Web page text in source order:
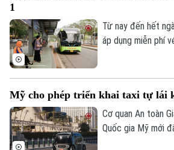
1
Từ nay đến hết
áp dụng miễn phí
tiện giao thông
hiệu quả, Thành
nhận diện với các
Mỹ cho phép triển khai taxi tự lái
Cơ quan An toàn
Quốc gia Mỹ mới